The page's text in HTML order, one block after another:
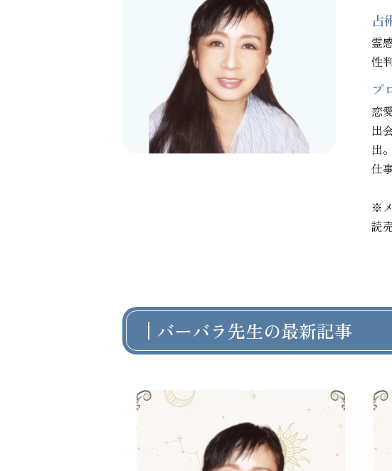
占
霊
性
プ
恋
出
出
仕
※
読
バーバラ先生の最新記事